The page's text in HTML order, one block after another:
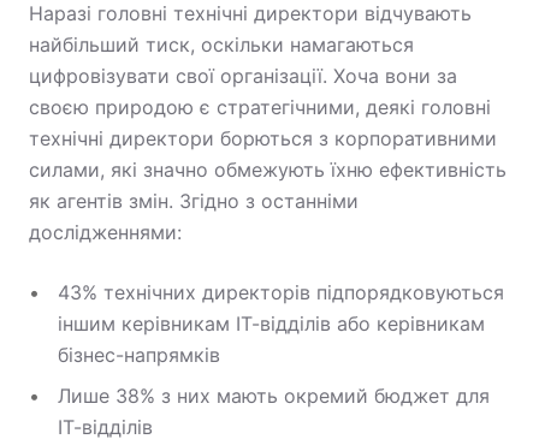
Наразі головні технічні директори відчувають
найбільший тиск, оскільки намагаються
цифровізувати свої організації. Хоча вони за
своєю природою є стратегічними, деякі головні
технічні директори борються з корпоративними
силами, які значно обмежують їхню ефективність
як агентів змін. Згідно з останніми
дослідженнями:
43% технічних директорів підпорядковуються
іншим керівникам ІТ-відділів або керівникам
бізнес-напрямків
Лише 38% з них мають окремий бюджет для
ІТ-відділів